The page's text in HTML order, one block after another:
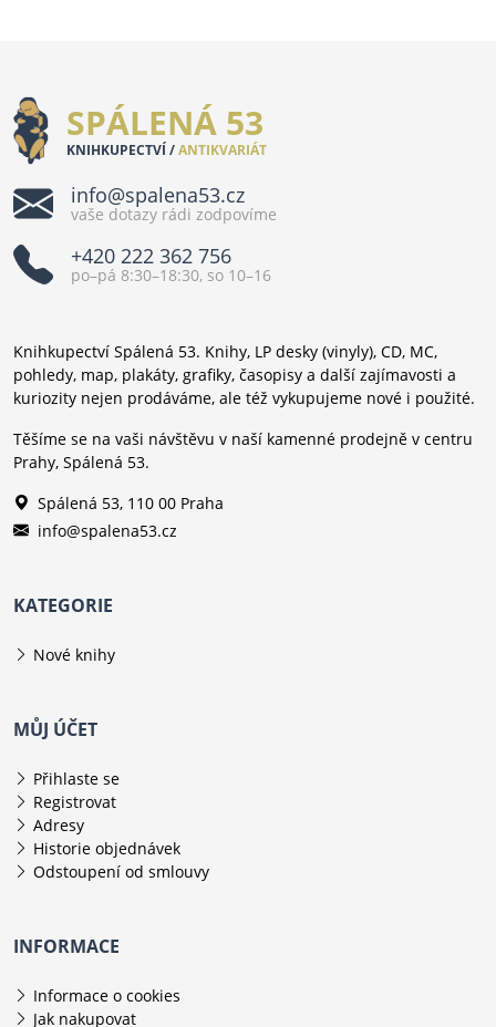
SPÁLENÁ 53
KNIHKUPECTVÍ /ANTIKVARIÁT
info@spalena53.cz
vaše dotazy rádi zodpovíme
+420 222 362 756
po–pá 8:30–18:30, so 10–16
Knihkupectví Spálená 53. Knihy, LP desky (vinyly), CD, MC,
pohledy, map, plakáty, grafiky, časopisy a další zajímavosti a
kuriozity nejen prodáváme, ale též vykupujeme nové i použité.
Těšíme se na vaši návštěvu v naší kamenné prodejně v centru
Prahy, Spálená 53.
Spálená 53, 110 00 Praha
info@spalena53.cz
KATEGORIE
Nové knihy
MŮJ ÚČET
Přihlaste se
Registrovat
Adresy
Historie objednávek
Odstoupení od smlouvy
INFORMACE
Informace o cookies
Jak nakupovat